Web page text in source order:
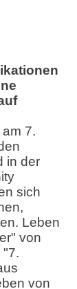
7.
in der
sich
Leben
von
"7.
von